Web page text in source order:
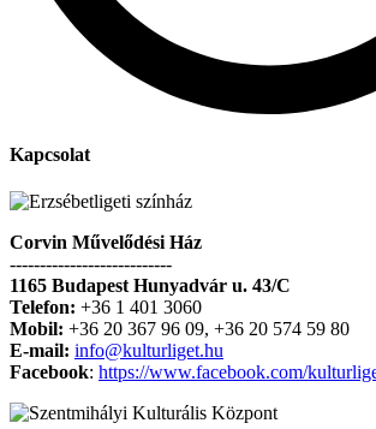
Kapcsolat
Corvin Művelődési Ház
---------------------------
1165 Budapest Hunyadvár u. 43/C
Telefon: +36 1 401 3060
Mobil: +36 20 367 96 09, +36 20 574 59 80
E-mail: info@kulturliget.hu
Facebook: https://www.facebook.com/